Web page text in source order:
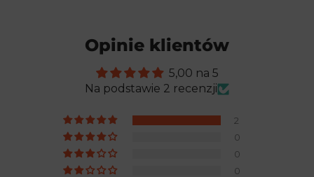
Opinie klientów
5,00 na 5
Na podstawie 2 recenzji
2
0
0
0